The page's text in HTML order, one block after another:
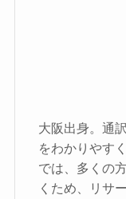
大阪出身。通
をわかりやす
では、多くの
くため、リサ